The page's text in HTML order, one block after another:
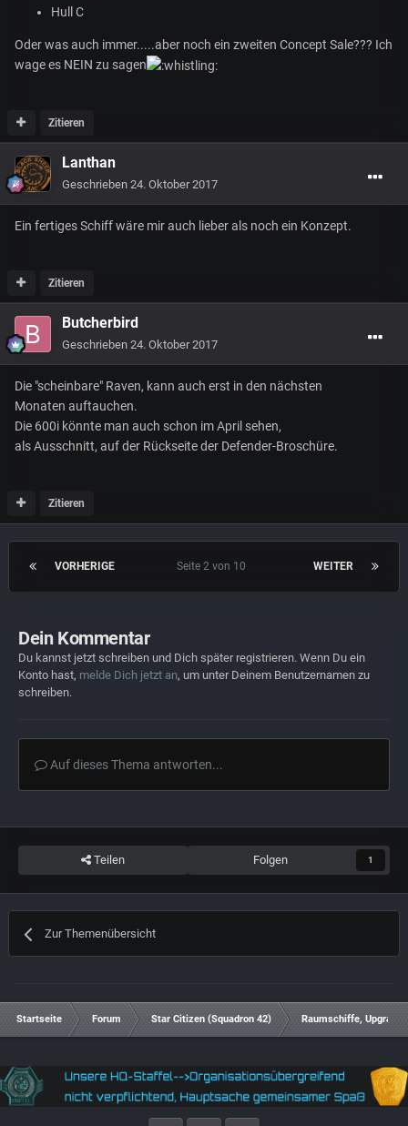
Hull C
Oder was auch immer.....aber noch ein zweiten Concept Sale??? Ich
wage es NEIN zu sagen
Zitieren
Lanthan
Geschrieben 24. Oktober 2017
Ein fertiges Schiff wäre mir auch lieber als noch ein Konzept.
Zitieren
Butcherbird
Geschrieben 24. Oktober 2017
Die "scheinbare" Raven, kann auch erst in den nächsten
Monaten auftauchen.
Die 600i könnte man auch schon im April sehen,
als Ausschnitt, auf der Rückseite der Defender-Broschüre.
Zitieren
VORHERIGE WEITER
Seite 2 von 10
Dein Kommentar
Du kannst jetzt schreiben und Dich später registrieren. Wenn Du ein
Konto hast, melde Dich jetzt an, um unter Deinem Benutzernamen zu
schreiben.
Auf dieses Thema antworten...
Teilen Folgen 1
Zur Themenübersicht
Startseite Forum Star Citizen (Squadron 42) Raumschiffe,